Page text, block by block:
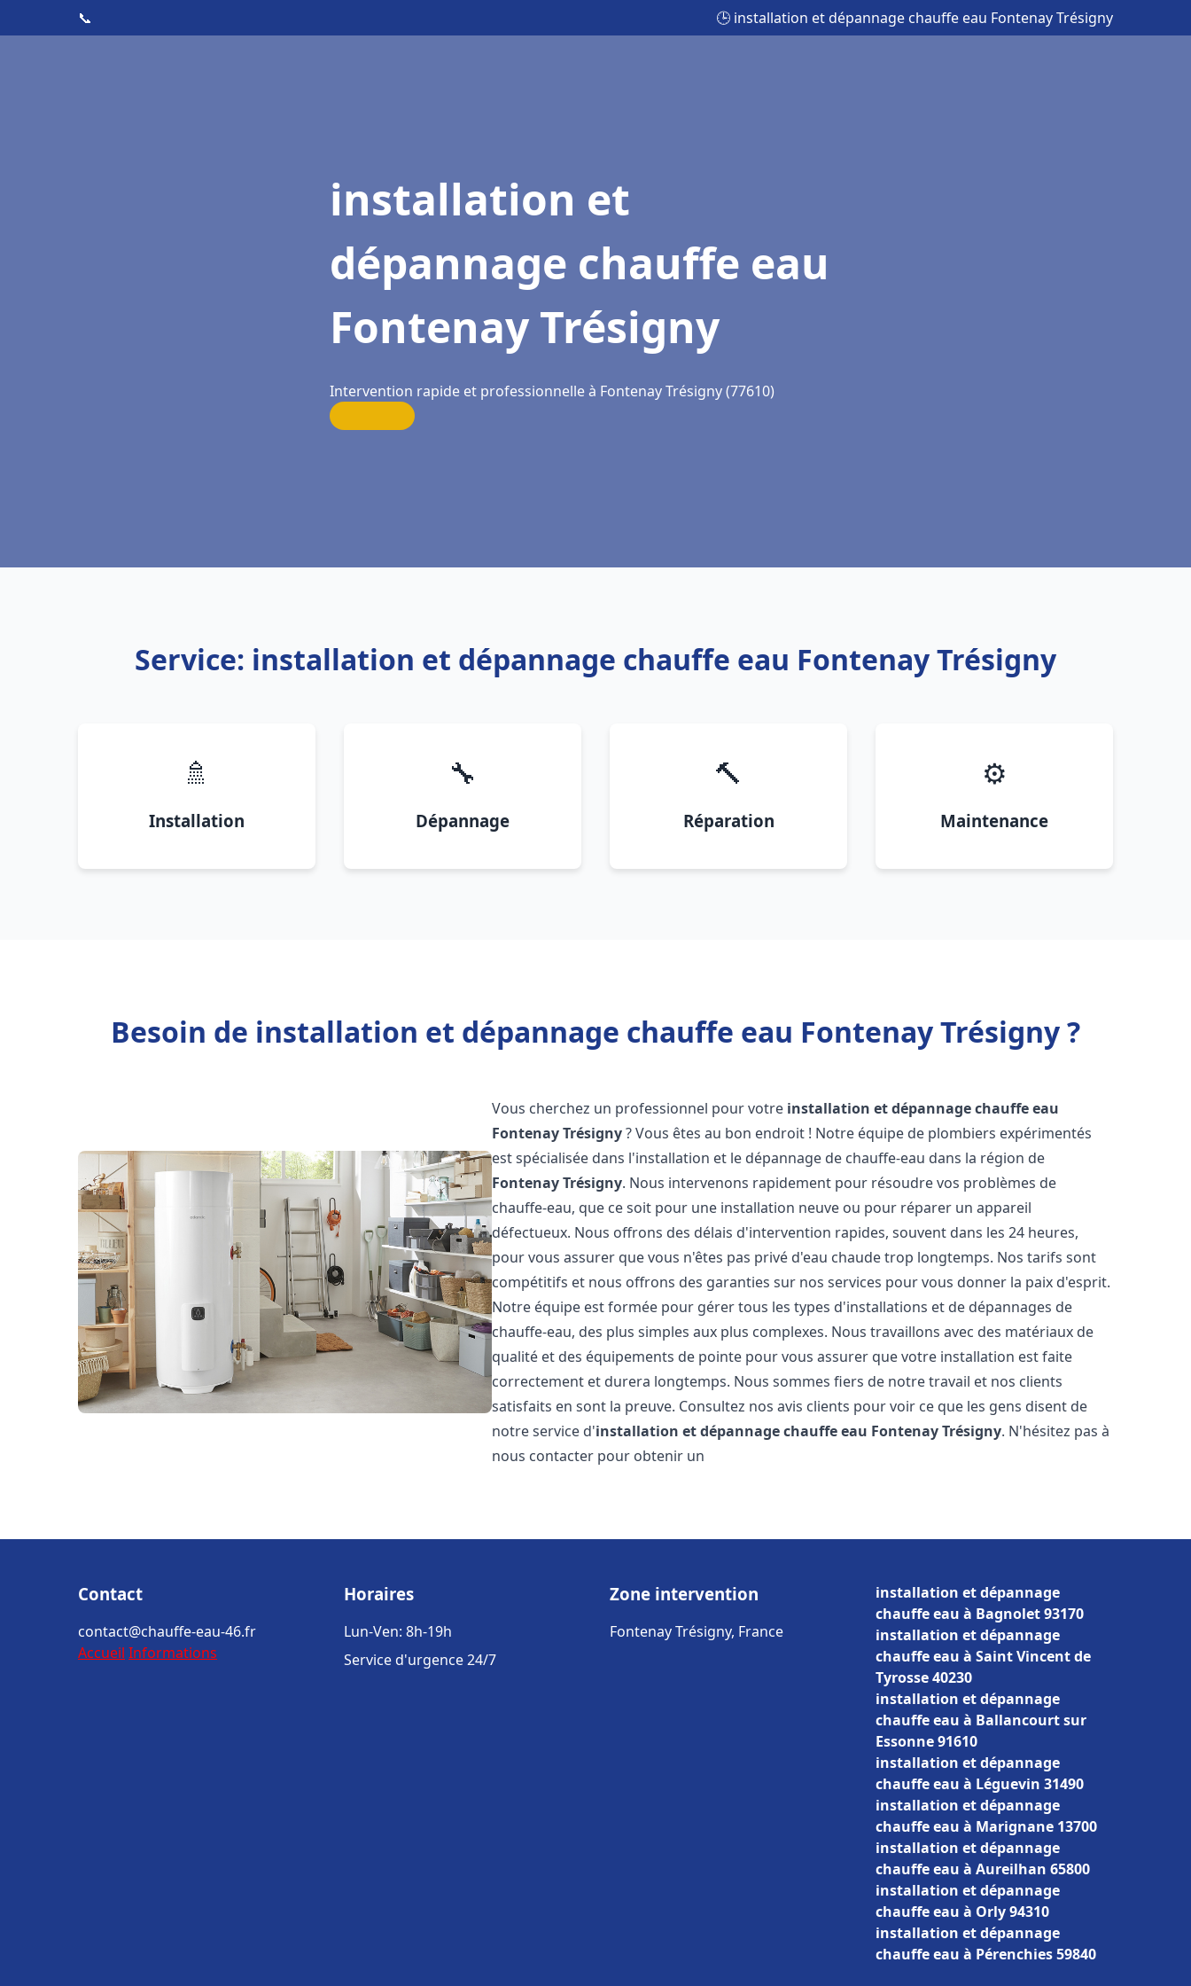
📞 🕒 installation et dépannage chauffe eau Fontenay Trésigny
installation et
dépannage chauffe eau
Fontenay Trésigny
Intervention rapide et professionnelle à Fontenay Trésigny (77610)
Service: installation et dépannage chauffe eau Fontenay Trésigny
🚿
Installation
🔧
Dépannage
🔨
Réparation
⚙️
Maintenance
Besoin de installation et dépannage chauffe eau Fontenay Trésigny ?
Vous cherchez un professionnel pour votre installation et dépannage chauffe eau
Fontenay Trésigny? Vous êtes au bon endroit ! Notre équipe de plombiers expérimentés
est spécialisée dans l'installation et le dépannage de chauffe-eau dans la région de
Fontenay Trésigny. Nous intervenons rapidement pour résoudre vos problèmes de
chauffe-eau, que ce soit pour une installation neuve ou pour réparer un appareil
défectueux. Nous offrons des délais d'intervention rapides, souvent dans les 24 heures,
pour vous assurer que vous n'êtes pas privé d'eau chaude trop longtemps. Nos tarifs sont
compétitifs et nous offrons des garanties sur nos services pour vous donner la paix d'esprit.
Notre équipe est formée pour gérer tous les types d'installations et de dépannages de
chauffe-eau, des plus simples aux plus complexes. Nous travaillons avec des matériaux de
qualité et des équipements de pointe pour vous assurer que votre installation est faite
correctement et durera longtemps. Nous sommes fiers de notre travail et nos clients
satisfaits en sont la preuve. Consultez nos avis clients pour voir ce que les gens disent de
notre service d'installation et dépannage chauffe eau Fontenay Trésigny. N'hésitez pas à
nous contacter pour obtenir un
Contact
contact@chauffe-eau-46.fr
Accueil Informations
Horaires
Lun-Ven: 8h-19h
Service d'urgence 24/7
Zone intervention
Fontenay Trésigny, France
installation et dépannage
chauffe eau à Bagnolet 93170
installation et dépannage
chauffe eau à Saint Vincent de
Tyrosse 40230
installation et dépannage
chauffe eau à Ballancourt sur
Essonne 91610
installation et dépannage
chauffe eau à Léguevin 31490
installation et dépannage
chauffe eau à Marignane 13700
installation et dépannage
chauffe eau à Aureilhan 65800
installation et dépannage
chauffe eau à Orly 94310
installation et dépannage
chauffe eau à Pérenchies 59840